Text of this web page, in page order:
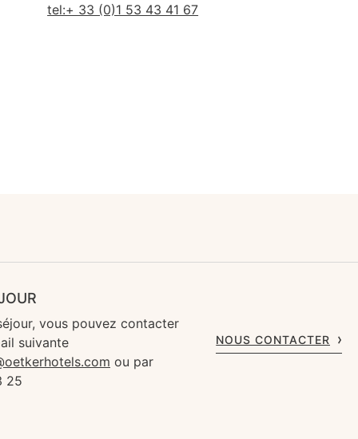
tel:+ 33 (0)1 53 43 41 67
vous pouvez contacter
suivante
ou par
25
NOUS CONTACTER